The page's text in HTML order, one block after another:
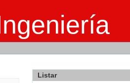
Listar